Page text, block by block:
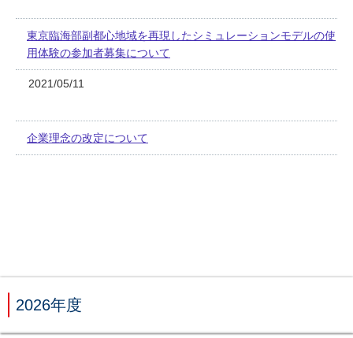
東京臨海部副都心地域を再現したシミュレーションモデルの使
用体験の参加者募集について
2021/05/11
企業理念の改定について
2026年度